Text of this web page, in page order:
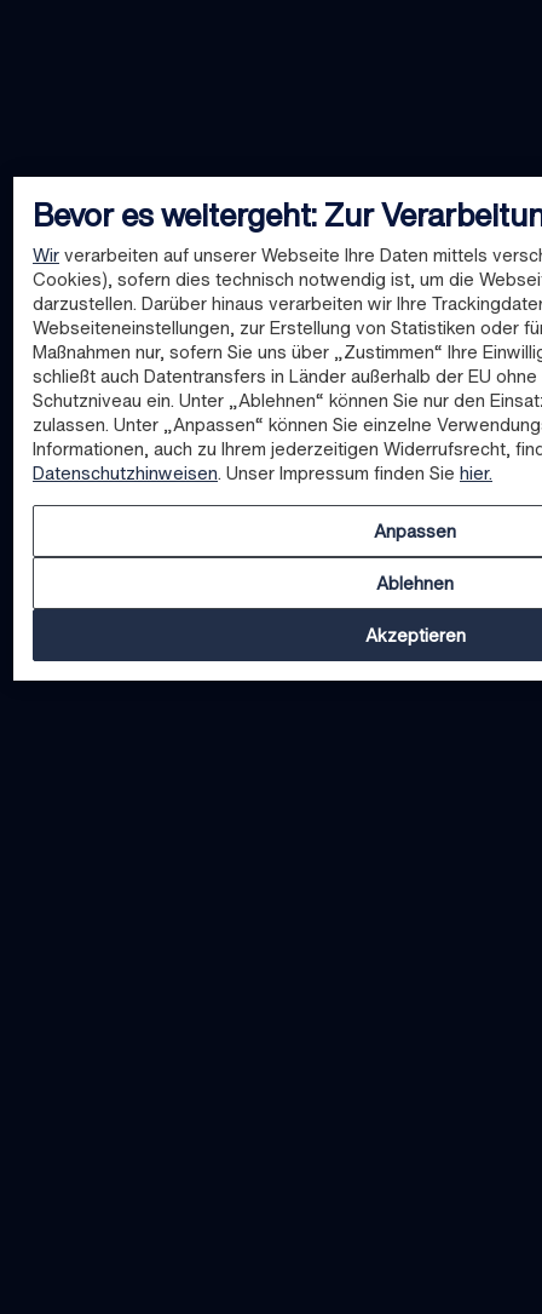
Bevor es weitergeht: Zur
Wirverarbeiten auf unserer Webseite Ihre Daten mittels
Cookies), sofern dies technisch notwendig ist, um die
darzustellen. Darüber hinaus verarbeiten wir Ihre
Webseiteneinstellungen, zur Erstellung von Statistiken oder
Maßnahmen nur, sofern Sie uns über „Zustimmen“ Ihre
schließt auch Datentransfers in Länder außerhalb der EU
Schutzniveau ein. Unter „Ablehnen“ können Sie nur den
zulassen. Unter „Anpassen“ können Sie einzelne
Informationen, auch zu Ihrem jederzeitigen Widerrufsrecht,
Datenschutzhinweisen. Unser Impressum finden Sie hier.
Anpassen
Ablehnen
Akzeptieren